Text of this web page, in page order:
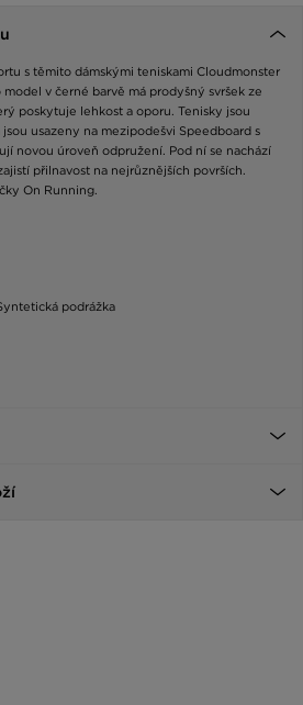
s těmito dámskými teniskami Cloudmonster
v černé barvě má prodyšný svršek ze
poskytuje lehkost a oporu. Tenisky jsou
usazeny na mezipodešvi Speedboard s
novou úroveň odpružení. Pod ní se nachází
přilnavost na nejrůznějších površích.
On Running.
podrážka